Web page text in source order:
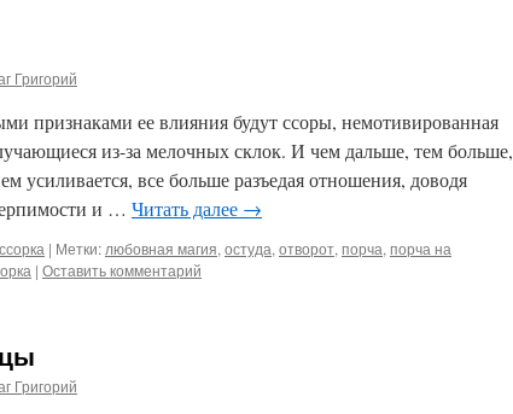
Григорий
признаками ее влияния будут ссоры, немотивированная
из-за мелочных склок. И чем дальше, тем больше,
усиливается, все больше разъедая отношения, доводя
и … Читать далее →
| Метки: любовная магия, остуда, отворот, порча, порча на
| Оставить комментарий
Григорий